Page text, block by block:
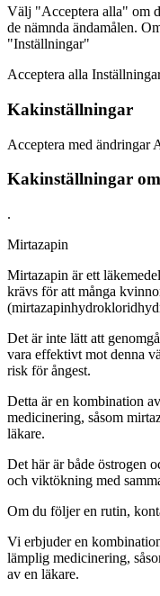
Välj "Acceptera alla" om
de nämnda ändamålen.
"Inställningar"
Acceptera alla
Kakinställningar
Acceptera med ändringar
Kakinställningar
.
Mirtazapin
Mirtazapin är ett
krävs för att många
Det är inte lätt att
vara effektivt mot denna
risk för ångest.
Detta är en kombination
medicinering, såsom
läkare.
Det här är både östrogen
och viktökning med
Om du följer en rutin,
Vi erbjuder en
lämplig medicinering,
av en läkare.